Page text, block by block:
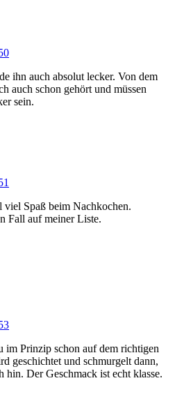
ihn auch absolut lecker. Von dem
auch schon gehört und müssen
sein.
viel Spaß beim Nachkochen.
Fall auf meiner Liste.
im Prinzip schon auf dem richtigen
geschichtet und schmurgelt dann,
hin. Der Geschmack ist echt klasse.